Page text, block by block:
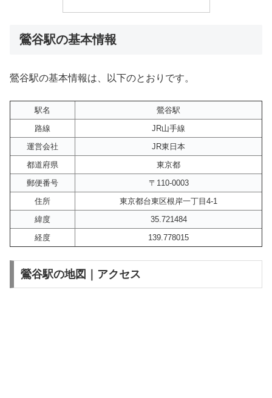
鶯谷駅の基本情報
鶯谷駅の基本情報は、以下のとおりです。
駅名
鶯谷駅
路線
JR山手線
運営会社
JR東日本
都道府県
東京都
郵便番号
〒110-0003
住所
東京都台東区根岸一丁目4-1
緯度
35.721484
経度
139.778015
鶯谷駅の地図｜アクセス